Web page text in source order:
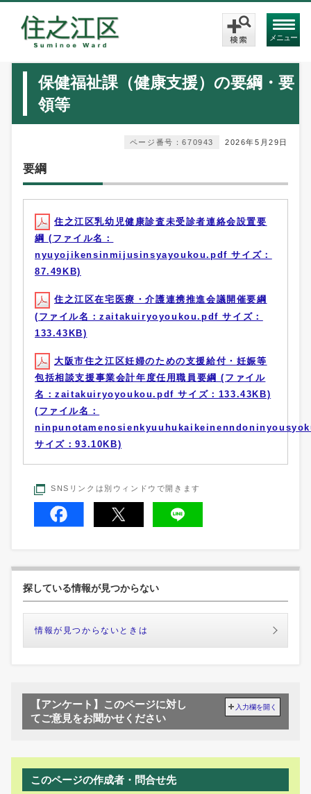
メニュー
保健福祉課（健康支援）の要綱・要
領等
2026年5月29日
ページ番号：670943
要綱
住之江区乳幼児健康診査未受診者連絡会設置要
綱 (ファイル名：
nyuyojikensinmijusinsyayoukou.pdf サイズ：
87.49KB)
住之江区在宅医療・介護連携推進会議開催要綱
(ファイル名：zaitakuiryoyoukou.pdf サイズ：
133.43KB)
大阪市住之江区妊婦のための支援給付・妊娠等
包括相談支援事業会計年度任用職員要綱 (ファイル
名：zaitakuiryoyoukou.pdf サイズ：133.43KB)
(ファイル名：
サイズ：93.10KB)
SNSリンクは別ウィンドウで開きます
探している情報が見つからない
情報が見つからないときは
【アンケート】このページに対し
てご意見をお聞かせください
入力欄を開く
このページの作成者・問合せ先